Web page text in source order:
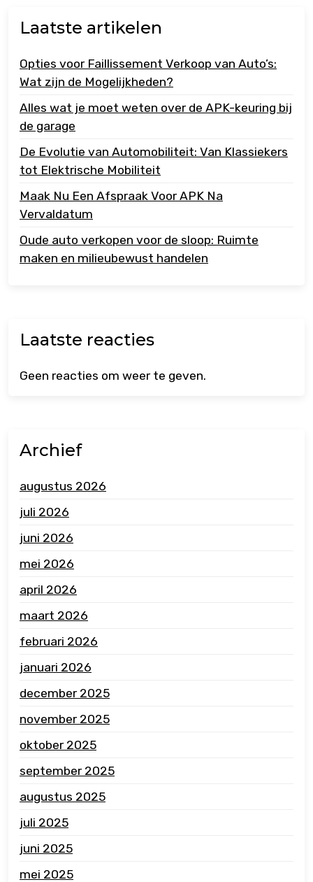
Laatste artikelen
Opties voor Faillissement Verkoop van Auto’s:
Wat zijn de Mogelijkheden?
Alles wat je moet weten over de APK-keuring bij
de garage
De Evolutie van Automobiliteit: Van Klassiekers
tot Elektrische Mobiliteit
Maak Nu Een Afspraak Voor APK Na
Vervaldatum
Oude auto verkopen voor de sloop: Ruimte
maken en milieubewust handelen
Laatste reacties
Geen reacties om weer te geven.
Archief
augustus 2026
juli 2026
juni 2026
mei 2026
april 2026
maart 2026
februari 2026
januari 2026
december 2025
november 2025
oktober 2025
september 2025
augustus 2025
juli 2025
juni 2025
mei 2025